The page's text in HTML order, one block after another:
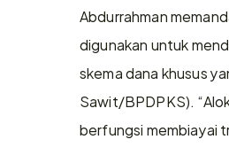
Abdurrahman
digunakan untuk
skema dana khusus
Sawit/BPDPKS).
berfungsi membiayai